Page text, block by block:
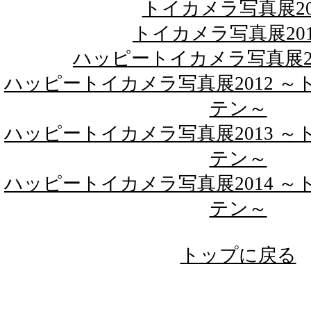
トイカメラ写真展
トイカメラ写真展
ハッピートイカメラ写真展
ハッピートイカメラ写真展2012 ～
テン～
ハッピートイカメラ写真展2013 ～
テン～
ハッピートイカメラ写真展2014 ～
テン～
トップに戻る